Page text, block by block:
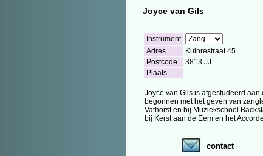
Joyce van Gils
Instrument
Adres
Kuinrestraat 45
Postcode
3813 JJ
Plaats
Joyce van Gils is afgestudeerd
begonnen met het geven van
Vathorst en bij Muziekschool
bij Kerst aan de Eem en het
contact